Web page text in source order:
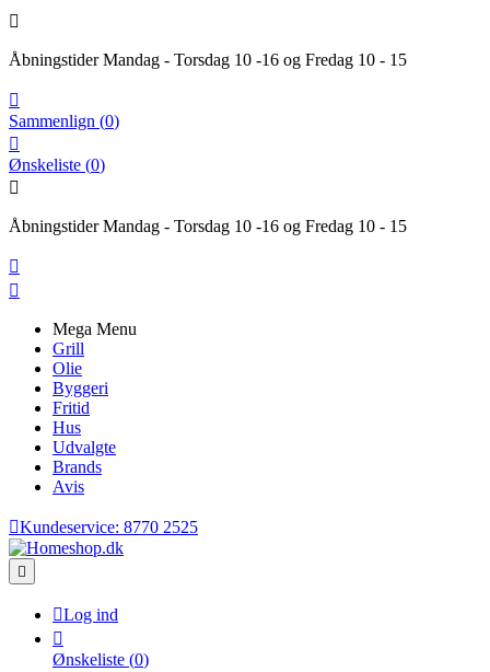

Åbningstider Mandag - Torsdag 10 -16 og Fredag 10 - 15

Sammenlign (0)

Ønskeliste (0)

Åbningstider Mandag - Torsdag 10 -16 og Fredag 10 - 15


Mega Menu
Grill
Olie
Byggeri
Fritid
Hus
Udvalgte
Brands
Avis
Kundeservice: 8770 2525

Log ind

Ønskeliste (0)